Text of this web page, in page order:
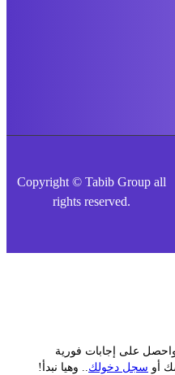
Copyright © Tabib Group
rights reserved.
على إجابات فورية
سجل دخولك.. وهيا نبدأ!